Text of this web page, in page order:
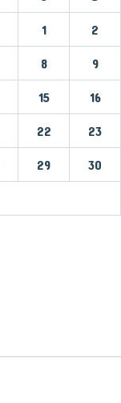
1 2
8 9
15 16
22 23
29 30